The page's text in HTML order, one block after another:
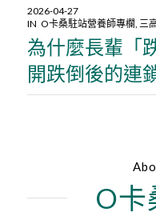
2026-04-27
IN O卡桑駐站營養師專欄, 三
為什麼長輩「
開跌倒後的連
O卡